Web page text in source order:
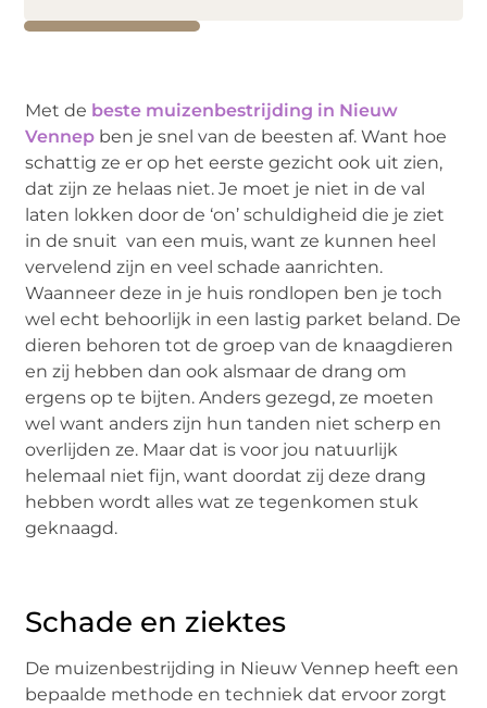
Met de beste muizenbestrijding in Nieuw
Vennep ben je snel van de beesten af. Want hoe
schattig ze er op het eerste gezicht ook uit zien,
dat zijn ze helaas niet. Je moet je niet in de val
laten lokken door de ‘on’ schuldigheid die je ziet
in de snuit van een muis, want ze kunnen heel
vervelend zijn en veel schade aanrichten.
Waanneer deze in je huis rondlopen ben je toch
wel echt behoorlijk in een lastig parket beland. De
dieren behoren tot de groep van de knaagdieren
en zij hebben dan ook alsmaar de drang om
ergens op te bijten. Anders gezegd, ze moeten
wel want anders zijn hun tanden niet scherp en
overlijden ze. Maar dat is voor jou natuurlijk
helemaal niet fijn, want doordat zij deze drang
hebben wordt alles wat ze tegenkomen stuk
geknaagd.
Schade en ziektes
De muizenbestrijding in Nieuw Vennep heeft een
bepaalde methode en techniek dat ervoor zorgt